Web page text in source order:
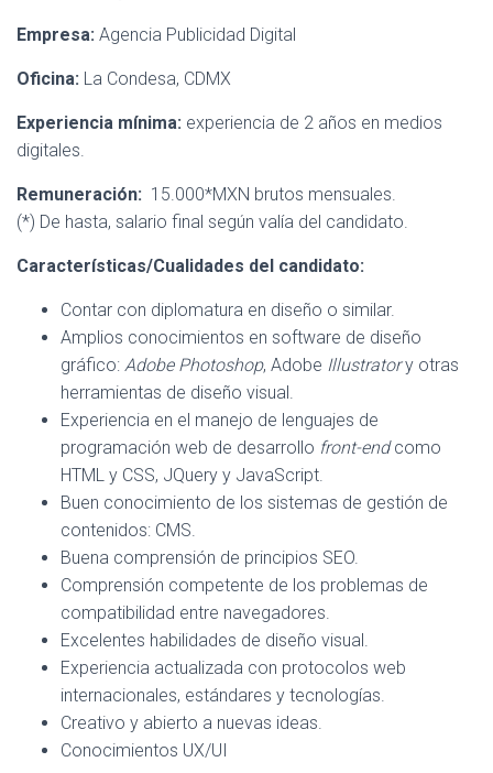
Empresa: Agencia Publicidad Digital
Oficina: La Condesa, CDMX
Experiencia mínima: experiencia de 2 años en medios
digitales.
Remuneración: 15.000*MXN brutos mensuales.
(*) De hasta, salario final según valía del candidato.
Características/Cualidades del candidato:
Contar con diplomatura en diseño o similar.
Amplios conocimientos en software de diseño
gráfico: Adobe Photoshop, Adobe Illustratory otras
herramientas de diseño visual.
Experiencia en el manejo de lenguajes de
programación web de desarrollo front-endcomo
HTML y CSS, JQuery y JavaScript.
Buen conocimiento de los sistemas de gestión de
contenidos: CMS.
Buena comprensión de principios SEO.
Comprensión competente de los problemas de
compatibilidad entre navegadores.
Excelentes habilidades de diseño visual.
Experiencia actualizada con protocolos web
internacionales, estándares y tecnologías.
Creativo y abierto a nuevas ideas.
Conocimientos UX/UI